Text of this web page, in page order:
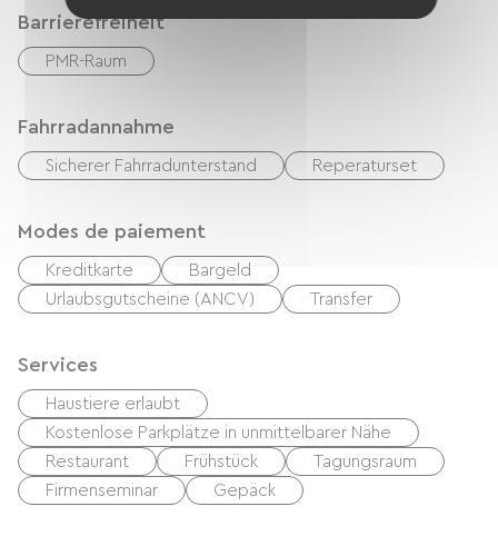
Barrierefreiheit
PMR-Raum
Fahrradannahme
Sicherer Fahrradunterstand Reperaturset
Modes de paiement
Kreditkarte
Bargeld
Urlaubsgutscheine (ANCV)
Transfer
Services
Haustiere erlaubt
Kostenlose Parkplätze in unmittelbarer Nähe
Restaurant
Frühstück
Tagungsraum
Firmenseminar
Gepäck